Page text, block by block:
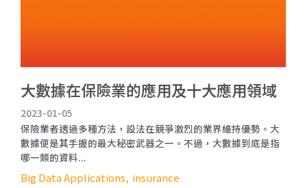
大數據在保險業的應用及十大應用領域
2023-01-05
保險業者透過多種方法，設法在競爭激烈的業界維持優勢。大
數據便是其手握的最大秘密武器之一。不過，大數據到底是指
哪一類的資料...
Big Data Applications insurance